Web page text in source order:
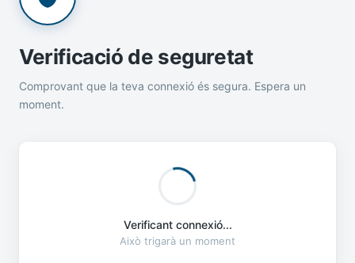
Verificació de seguretat
Comprovant que la teva connexió és segura. Espera un
moment.
Verificant connexió...
Això trigarà un moment